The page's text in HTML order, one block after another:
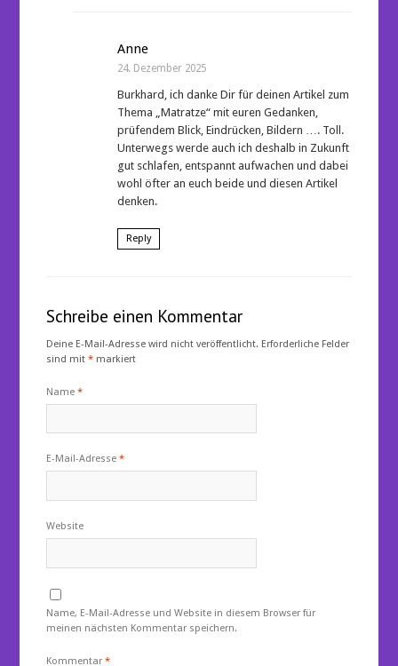
Anne
24. Dezember 2025
Burkhard, ich danke Dir für deinen Artikel zum
Thema „Matratze“ mit euren Gedanken,
prüfendem Blick, Eindrücken, Bildern …. Toll.
Unterwegs werde auch ich deshalb in Zukunft
gut schlafen, entspannt aufwachen und dabei
wohl öfter an euch beide und diesen Artikel
denken.
Reply
Schreibe einen Kommentar
Deine E-Mail-Adresse wird nicht veröffentlicht. Erforderliche Felder
sind mit* markiert
Name*
E-Mail-Adresse*
Website
Name, E-Mail-Adresse und Website in diesem Browser für
meinen nächsten Kommentar speichern.
Kommentar*